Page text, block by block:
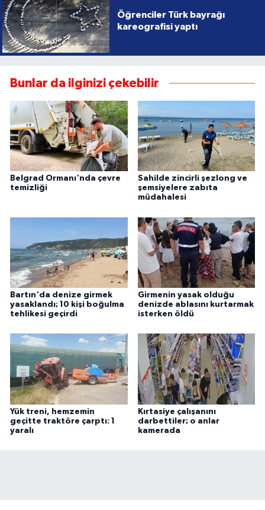
Öğrenciler Türk bayrağı
kareografisi yaptı
Bunlar da ilginizi çekebilir
Belgrad Ormanı'nda çevre
temizliği
Sahilde zincirli şezlong ve
şemsiyelere zabıta
müdahalesi
Bartın'da denize girmek
yasaklandı; 10 kişi boğulma
tehlikesi geçirdi
Girmenin yasak olduğu
denizde ablasını kurtarmak
isterken öldü
Yük treni, hemzemin
geçitte traktöre çarptı: 1
yaralı
Kırtasiye çalışanını
darbettiler; o anlar
kamerada